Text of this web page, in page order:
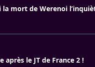
mort de Werenoi
le JT de France 2 !